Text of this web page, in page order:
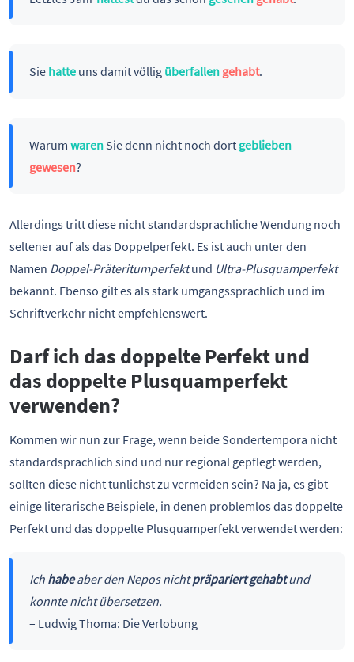
Sie hatteuns damit völlig überfallen gehabt.
Warum warenSie denn nicht noch dort geblieben
gewesen?
Allerdings tritt diese nicht standardsprachliche Wendung noch
seltener auf als das Doppelperfekt. Es ist auch unter den
Namen Doppel-Präteritumperfektund Ultra-Plusquamperfekt
bekannt. Ebenso gilt es als stark umgangssprachlich und im
Schriftverkehr nicht empfehlenswert.
Darf ich das doppelte Perfekt und
das doppelte Plusquamperfekt
verwenden?
Kommen wir nun zur Frage, wenn beide Sondertempora nicht
standardsprachlich sind und nur regional gepflegt werden,
sollten diese nicht tunlichst zu vermeiden sein? Na ja, es gibt
einige literarische Beispiele, in denen problemlos das doppelte
Perfekt und das doppelte Plusquamperfekt verwendet werden:
Ich habeaber den Nepos nichtpräpariert gehabtund
konnte nicht übersetzen.
– Ludwig Thoma: Die Verlobung